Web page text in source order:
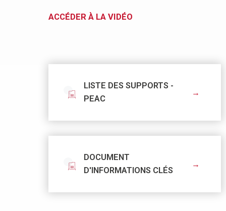
ACCÉDER À LA VIDÉO
LISTE DES SUPPORTS -
PEAC
DOCUMENT
D'INFORMATIONS CLÉS